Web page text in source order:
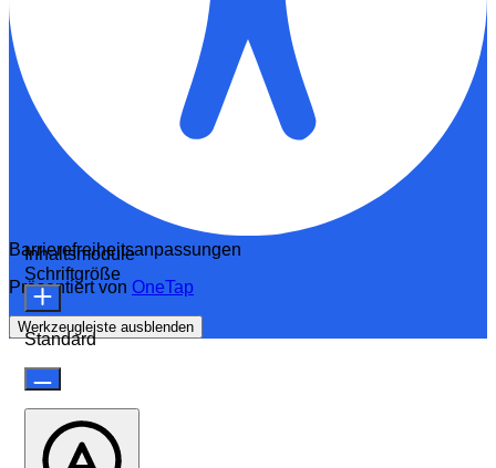
Barrierefreiheitsanpassungen
Präsentiert von OneTap
Werkzeugleiste ausblenden
Inhaltsmodule
Schriftgröße
Standard